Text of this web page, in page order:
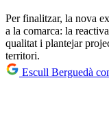
Per finalitzar, la nova
a la comarca: la
qualitat i plantejar
territori.
Escull Berguedà